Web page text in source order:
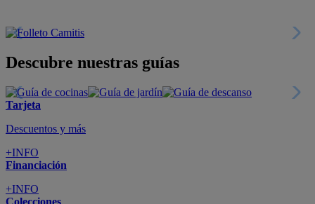
Descubre nuestras guías
Tarjeta
Descuentos y más
+INFO
Financiación
+INFO
Colecciones